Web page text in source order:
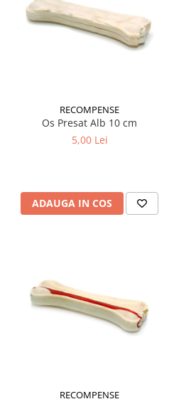
RECOMPENSE
Os Presat Alb 10 cm
5,00 Lei
ADAUGA IN COS
RECOMPENSE